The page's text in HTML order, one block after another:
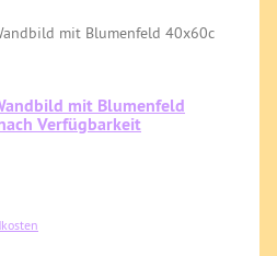
mit Blumenfeld
Verfügbarkeit